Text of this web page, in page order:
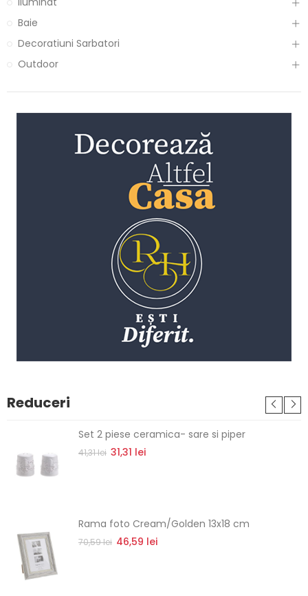
Baie
Decoratiuni Sarbatori
Outdoor
Reduceri
Set 2 piese ceramica- sare si piper
41,31 lei 31,31 lei
Rama foto Cream/Golden 13x18 cm
70,59 lei 46,59 lei